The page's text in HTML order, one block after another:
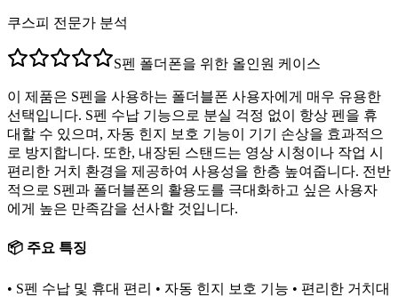
쿠스피 전문가 분석
S펜 폴더폰을 위한 올인원 케이스
이 제품은 S펜을 사용하는 폴더블폰 사용자에게 매우 유용한
선택입니다. S펜 수납 기능으로 분실 걱정 없이 항상 펜을 휴
대할 수 있으며, 자동 힌지 보호 기능이 기기 손상을 효과적으
로 방지합니다. 또한, 내장된 스탠드는 영상 시청이나 작업 시
편리한 거치 환경을 제공하여 사용성을 한층 높여줍니다. 전반
적으로 S펜과 폴더블폰의 활용도를 극대화하고 싶은 사용자
에게 높은 만족감을 선사할 것입니다.
📦 주요 특징
• S펜 수납 및 휴대 편리 • 자동 힌지 보호 기능 • 편리한 거치대